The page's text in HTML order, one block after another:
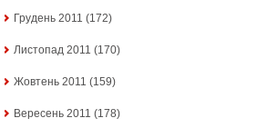
Грудень 2011 (172)
Листопад 2011 (170)
Жовтень 2011 (159)
Вересень 2011 (178)